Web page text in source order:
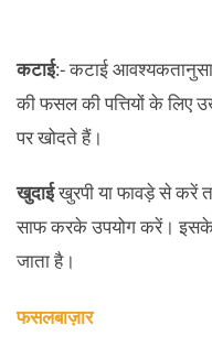
कटाई:- कटाई
की फसल की पत्तियों के लिए
पर खोदते हैं।
खुदाईखुरपी या फावड़े से करें
साफ करके उपयोग करें। इसके
जाता है।
फसलबाज़ार